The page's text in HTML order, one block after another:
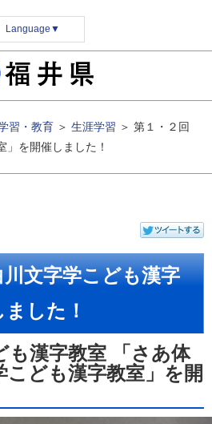
Language ▼
習・教育 ＞ 生涯学習 ＞ 第１・２回
」を開催しました！
文字学こども漢字
した！
も漢字教室 「さあ体
こども漢字教室」を開